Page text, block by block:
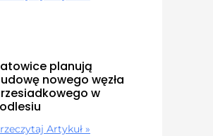
planują
nowego węzła
w
Artykuł »